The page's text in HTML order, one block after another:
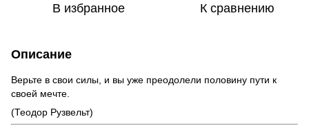
В избранное К сравнению
Описание
Верьте в свои силы, и вы уже преодолели половину пути к
своей мечте.
(Теодор Рузвельт)